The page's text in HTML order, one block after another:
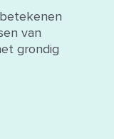
van
grondig